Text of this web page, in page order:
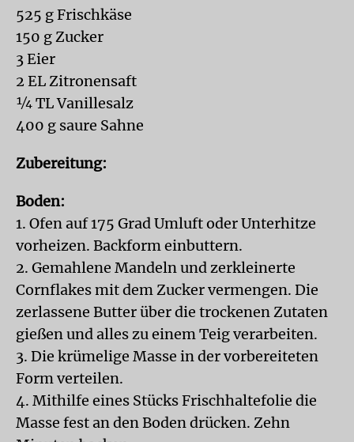
525 g Frischkäse
150 g Zucker
3 Eier
2 EL Zitronensaft
¼ TL Vanillesalz
400 g saure Sahne
Zubereitung:
Boden:
1. Ofen auf 175 Grad Umluft oder Unterhitze
vorheizen. Backform einbuttern.
2. Gemahlene Mandeln und zerkleinerte
Cornflakes mit dem Zucker vermengen. Die
zerlassene Butter über die trockenen Zutaten
gießen und alles zu einem Teig verarbeiten.
3. Die krümelige Masse in der vorbereiteten
Form verteilen.
4. Mithilfe eines Stücks Frischhaltefolie die
Masse fest an den Boden drücken. Zehn